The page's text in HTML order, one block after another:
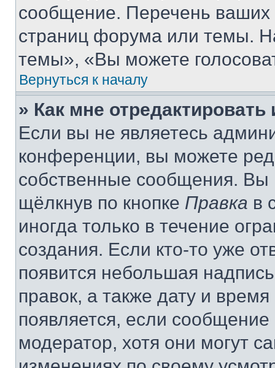
сообщение. Перечень ваших
страниц форума или темы.
темы», «Вы можете
Вернуться к началу
» Как мне
Если вы не являетесь
конференции, вы можете
собственные сообщения. Вы
щёлкнув по кнопке Правка в
иногда только в течение
создания. Если кто-то уже
появится небольшая
правок, а также дату и
появляется, если
модератор, хотя они могут